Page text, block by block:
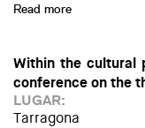
Read more
Within the cultural
conference on the
LUGAR:
Tarragona